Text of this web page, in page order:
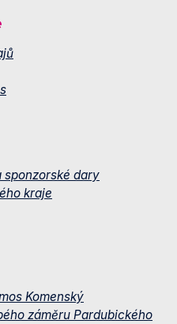
sponzorské dary
kraje
Komenský
záměru Pardubického